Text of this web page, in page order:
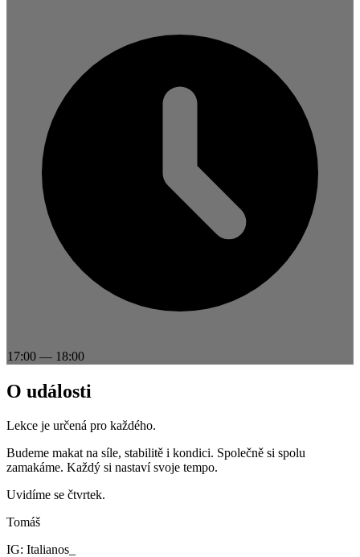
17:00 — 18:00
O události
Lekce je určená pro každého.
Budeme makat na síle, stabilitě i kondici. Společně si spolu
zamakáme. Každý si nastaví svoje tempo.
Uvidíme se čtvrtek.
Tomáš
IG: Italianos_